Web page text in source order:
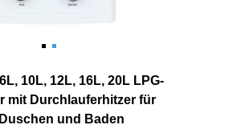
10L, 12L, 16L, 20L LPG-
mit Durchlauferhitzer für
und Baden